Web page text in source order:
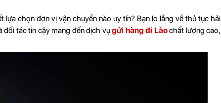
chọn đơn vị vận chuyển nào uy tín? Bạn lo lắng về thủ tục hải
đối tác tin cậy mang đến dịch vụ gửi hàng đi Lào chất lượng cao,